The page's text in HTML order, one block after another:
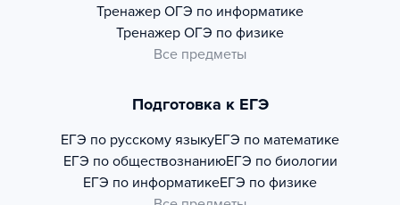
Тренажер ОГЭ по информатике
Тренажер ОГЭ по физике
Все предметы
Подготовка к ЕГЭ
ЕГЭ по русскому языкуЕГЭ по математике
ЕГЭ по обществознаниюЕГЭ по биологии
ЕГЭ по информатикеЕГЭ по физике